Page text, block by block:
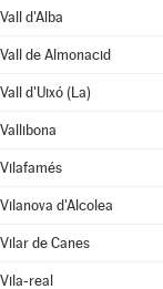
Vall d'Alba
Vall de Almonacid
Vall d'Uixó (La)
Vallibona
Vilafamés
Vilanova d'Alcolea
Vilar de Canes
Vila-real